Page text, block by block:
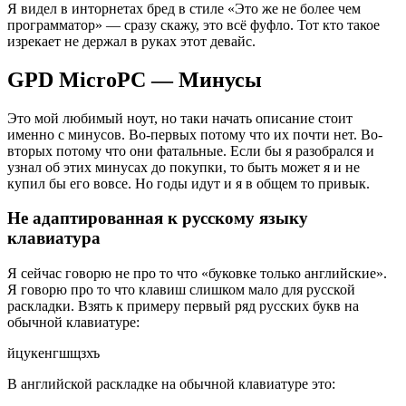
Я видел в инторнетах бред в стиле «Это же не более чем
программатор» — сразу скажу, это всё фуфло. Тот кто такое
изрекает не держал в руках этот девайс.
GPD MicroPC — Минусы
Это мой любимый ноут, но таки начать описание стоит
именно с минусов. Во-первых потому что их почти нет. Во-
вторых потому что они фатальные. Если бы я разобрался и
узнал об этих минусах до покупки, то быть может я и не
купил бы его вовсе. Но годы идут и я в общем то привык.
Не адаптированная к русскому языку
клавиатура
Я сейчас говорю не про то что «буковке только английские».
Я говорю про то что клавиш слишком мало для русской
раскладки. Взять к примеру первый ряд русских букв на
обычной клавиатуре:
йцукенгшщзхъ
В английской раскладке на обычной клавиатуре это: